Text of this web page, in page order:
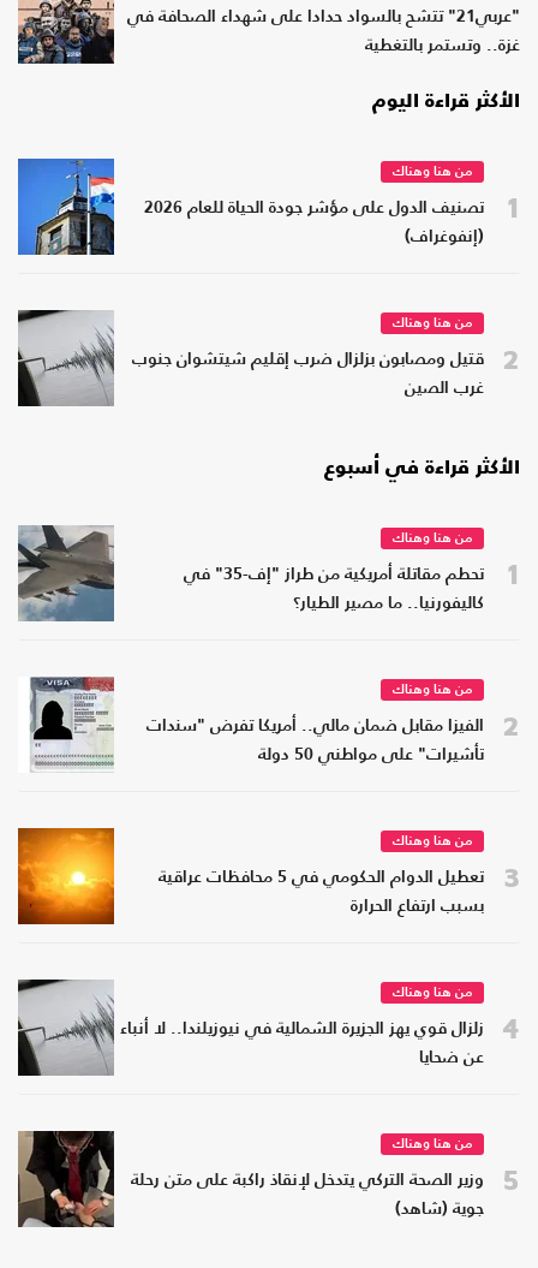
"عربي21" تتشح بالسواد حدادا على شهداء الصحافة في
غزة.. وتستمر بالتغطية
الأكثر قراءة اليوم
1
من هنا وهناك
تصنيف الدول على مؤشر جودة الحياة للعام 2026
(إنفوغراف)
2
من هنا وهناك
قتيل ومصابون بزلزال ضرب إقليم شيتشوان جنوب
غرب الصين
الأكثر قراءة في أسبوع
1
من هنا وهناك
تحطم مقاتلة أمريكية من طراز "إف-35" في
كاليفورنيا.. ما مصير الطيار؟
2
من هنا وهناك
الفيزا مقابل ضمان مالي.. أمريكا تفرض "سندات
تأشيرات" على مواطني 50 دولة
3
من هنا وهناك
تعطيل الدوام الحكومي في 5 محافظات عراقية
بسبب ارتفاع الحرارة
4
من هنا وهناك
زلزال قوي يهز الجزيرة الشمالية في نيوزيلندا.. لا أنباء
عن ضحايا
5
من هنا وهناك
وزير الصحة التركي يتدخل لإنقاذ راكبة على متن رحلة
جوية (شاهد)